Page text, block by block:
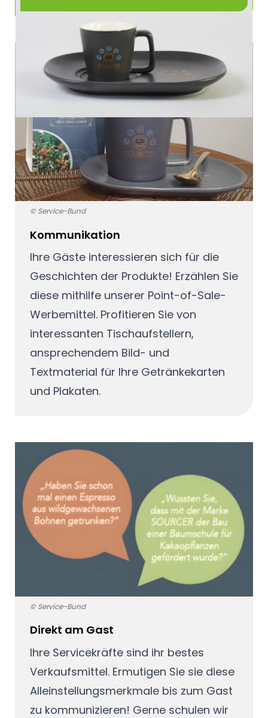
Kommunikation
Ihre Gäste interessieren sich für die
Geschichten der Produkte! Erzählen Sie
diese mithilfe unserer Point-of-Sale-
Werbemittel. Profitieren Sie von
interessanten Tischaufstellern,
ansprechendem Bild- und
Textmaterial für Ihre Getränkekarten
und Plakaten.
© Service-Bund
© Service-Bund
Direkt am Gast
Ihre Servicekräfte sind ihr bestes
Verkaufsmittel. Ermutigen Sie sie diese
Alleinstellungsmerkmale bis zum Gast
zu kommunizieren! Gerne schulen wir